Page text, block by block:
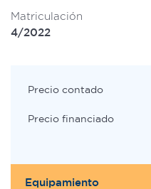
Matriculación
4/2022
Precio contado
Precio financiado
Equipamiento